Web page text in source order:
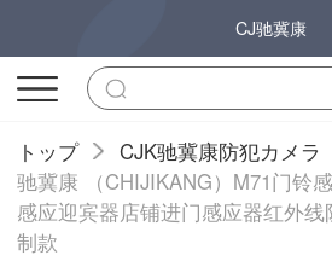
CJ驰冀康
トップ
CJK驰冀康防犯カメラ
驰冀康 （CHIJIKANG）M71门铃
感应迎宾器店铺进门感应器红外
制款